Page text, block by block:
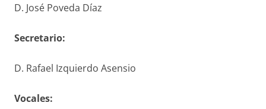
D. José Poveda Díaz
Secretario:
D. Rafael Izquierdo Asensio
Vocales: